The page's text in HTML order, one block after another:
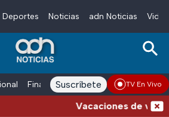
Deportes Noticias adn Noticias
Finanzas adn Noticias Radio
Suscríbete TV En Vivo
Vacaciones de